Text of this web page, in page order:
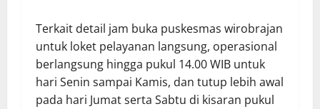
Terkait detail jam buka puskesmas wirobrajan
untuk loket pelayanan langsung, operasional
berlangsung hingga pukul 14.00 WIB untuk
hari Senin sampai Kamis, dan tutup lebih awal
pada hari Jumat serta Sabtu di kisaran pukul